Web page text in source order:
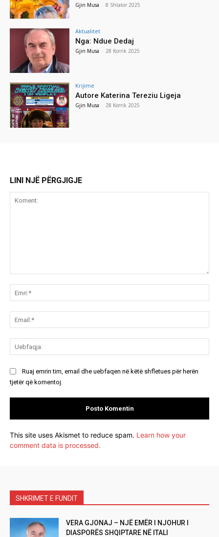
Gjin Musa - 8 Shtator 2025
Aktualitet
Nga: Ndue Dedaj
Gjin Musa - 28 Korrik 2025
Krijime
Autore Katerina Tereziu Ligeja
Gjin Musa - 28 Korrik 2025
LINI NJË PËRGJIGJE
Ruaj emrin tim, email dhe uebfaqen në këtë shfletues për herën
tjetër që komentoj.
This site uses Akismet to reduce spam. Learn how your
comment data is processed.
SHKRIMET E FUNDIT
VERA GJONAJ – NJË EMËR I NJOHUR I
DIASPORËS SHQIPTARE NË ITALI